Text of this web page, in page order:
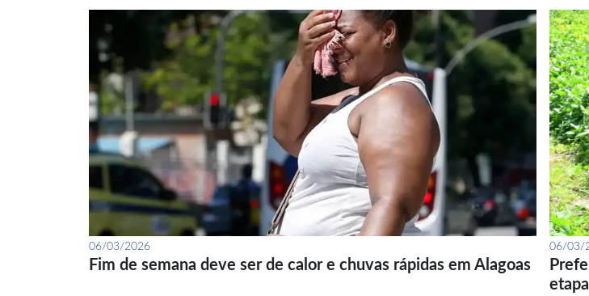
06/03/2026
Fim de semana deve ser de calor e chuvas rápidas em Alagoas
06/03/